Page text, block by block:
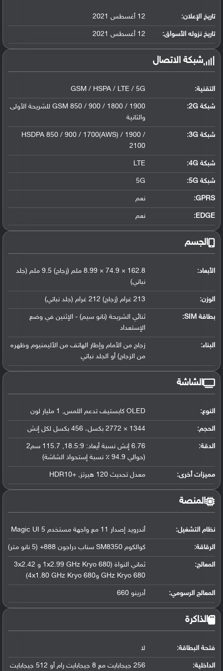
البطارية:
ليثيوم بوليمر سعة 4600 مللي أمبير, غير ق...
تاريخ الإعلان: 12 أغسطس 2021
تاريخ نزوله الأسواق: 12 أغسطس 2021
شبكة الاتصال
التقنية: GSM / HSPA / LTE / 5G
شبكة 2G:
GSM 850 / 900 / 1800 / 1900 للشريحة الأولى
والثانية
شبكة 3G :
HSDPA 850 / 900 / 1700(AWS) / 1900 /
2100
شبكة 4G :
LTE
شبكة 5G :
5G
GPRS: نعم
EDGE: نعم
الجسم
الأبعاد:
162.8 × 74.9 × 8.99 ملم (زجاج) 9.5 ملم (جلد
نباتي)
الوزن: 213 غرام (زجاج) 212 غرام (جلد نباتي)
بطاقة SIM:
ثنائي الشريحة (نانو سيم) - الإثنين في وضع
الإستعداد
البناء:
زجاج من الأمام وإطار الهاتف من الأليمنيوم وظهره
من الزجاج) أو الجلد نباتي
الشاشة
النوع: OLED كابستيف تدعم اللمس, 1 مليار لون
الحجم: 1344 × 2772 بكسل، 456 بكسل لكل إنش
الدقة:
6.76 إنش نسبة أيعاد: 18.5:9, 115.7 سم2
(حوالي 94.9 ٪ نسبة إستحواذ الشاشة)
مميزات أخرى: معدل تحديث 120 هيرتز, +HDR10
المنصة
نظام التشغيل: أندرويد إصدار 11 مع واجهة مستخدم Magic UI 5
الرقاقة: كوالكوم SM8350 سناب دراجون 888+ (5 نانو متر)
المعالج:
ثماني النواة (1x2.99 GHz Kryo 680 و 3x2.42
GHz Kryo 680 و4x1.80 GHz Kryo 680)
المعالج الرسومي: أدرينو 660
الذاكرة
فتحة البطاقة: لا
الداخلية:
256 جيجابايت مع 8 جيجابايت رام أو 512 جيجابايت